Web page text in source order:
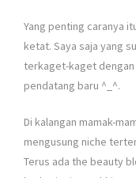
Yang penting caranya
ketat. Saya saja yang
terkaget-kaget
pendatang baru ^_^.
Di kalangan mamak-
mengusung niche
Terus ada the beauty